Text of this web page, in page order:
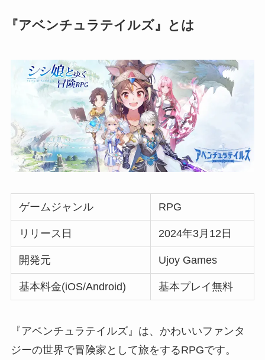
『アベンチュラテイルズ』とは
ゲームジャンル RPG
リリース日 2024年3月12日
開発元 Ujoy Games
基本料金(iOS/Android) 基本プレイ無料
『アベンチュラテイルズ』は、かわいいファンタ
ジーの世界で冒険家として旅をするRPGです。